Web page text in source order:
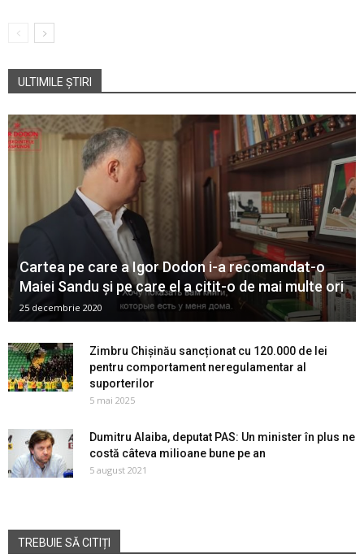
ULTIMILE ȘTIRI
Cartea pe care a Igor Dodon i-a recomandat-o
Maiei Sandu și pe care el a citit-o de mai multe ori
25 decembrie 2020
Zimbru Chișinău sancționat cu 120.000 de lei
pentru comportament neregulamentar al
suporterilor
5 mai 2025
Dumitru Alaiba, deputat PAS: Un minister în plus ne
costă câteva milioane bune pe an
5 august 2021
TREBUIE SĂ CITIȚI